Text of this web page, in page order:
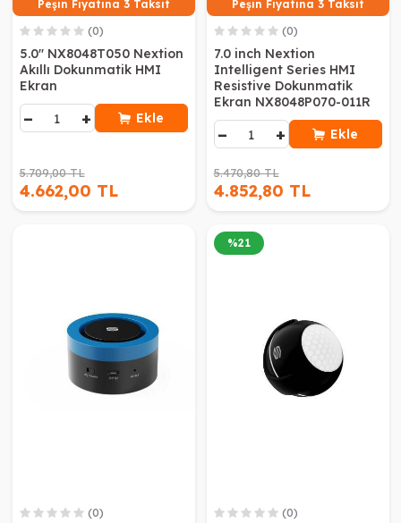
Peşin Fiyatına 3 Taksit
(0)
5.0" NX8048T050 Nextion
Akıllı Dokunmatik HMI
Ekran
− + Ekle
5.709,00 TL
4.662,00 TL
Peşin Fiyatına 3 Taksit
(0)
7.0 inch Nextion
Intelligent Series HMI
Resistive Dokunmatik
Ekran NX8048P070-011R
− + Ekle
5.470,80 TL
4.852,80 TL
(0)
%21
(0)